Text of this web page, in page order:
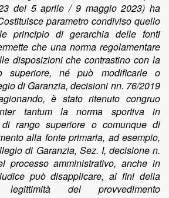
del 5 aprile / 9 maggio 2023) ha
parametro condiviso quello
principio di gerarchia delle fonti
che una norma regolamentare
disposizioni che contrastino con la
superiore, né può modificarle o
di Garanzia, decisioni nn. 76/2019
è stato ritenuto congruo
tantum la norma sportiva in
rango superiore o comunque di
alla fonte primaria, ad esempio,
di Garanzia, Sez. I, decisione n.
processo amministrativo, anche in
può disapplicare, ai fini della
del provvedimento